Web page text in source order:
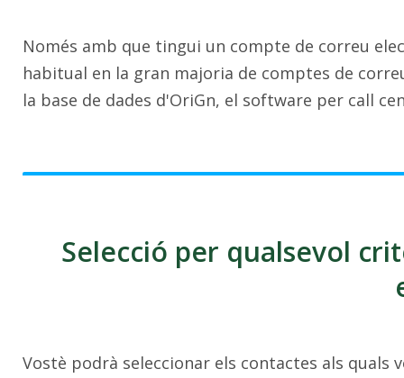
Només amb que tingui un compte de correu
habitual en la gran majoria de comptes de
la base de dades d'OriGn, el software per call
Selecció per qualsevol
Vostè podrà seleccionar els contactes als